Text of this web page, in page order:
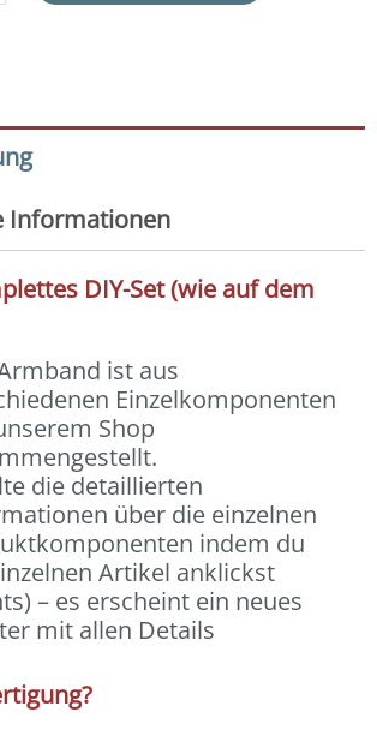
Informationen
DIY-Set (wie auf dem
ist aus
Einzelkomponenten
Shop
die detaillierten
über die einzelnen
indem du
Artikel anklickst
– es erscheint ein neues
mit allen Details